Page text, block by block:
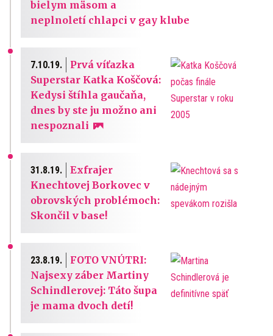
bielym mäsom a
neplnoletí chlapci v gay klube
7.10.19.
Prvá víťazka
Superstar Katka Koščová:
Kedysi štíhla gaučaňa,
dnes by ste ju možno ani
nespoznali
31.8.19.
Exfrajer
Knechtovej Borkovec v
obrovských problémoch:
Skončil v base!
23.8.19.
FOTO VNÚTRI:
Najsexy záber Martiny
Schindlerovej: Táto šupa
je mama dvoch detí!